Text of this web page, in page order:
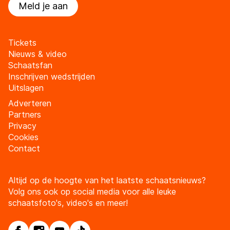
Meld je aan
Tickets
Nieuws & video
Schaatsfan
Inschrijven wedstrijden
Uitslagen
Adverteren
Partners
Privacy
Cookies
Contact
Altijd op de hoogte van het laatste schaatsnieuws?
Volg ons ook op social media voor alle leuke
schaatsfoto's, video's en meer!